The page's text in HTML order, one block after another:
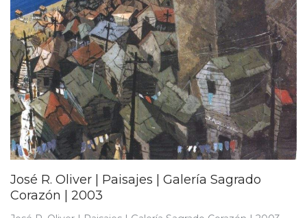
José R. Oliver | Paisajes | Galería Sagrado
Corazón | 2003